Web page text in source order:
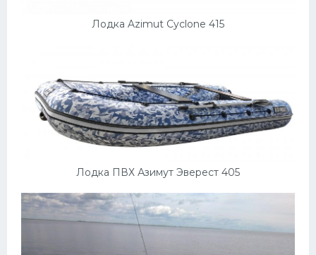
Лодка Azimut Cyclone 415
Лодка ПВХ Азимут Эверест 405